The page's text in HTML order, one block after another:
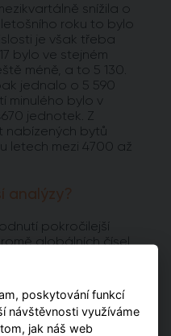
snížila o
roku to bylo
je však třeba
bylo ve stejném
méně, a to 5 130.
jednalo o 5 590
minulého bylo v
jednotek. Z
nabízených bytů
letech mezi 4700 až
analýzy?
pokročilejší
globálních čísel
naší aplikaci
zakoupit
pro
poskytování funkcí
návštěvnosti využíváme
jak náš web